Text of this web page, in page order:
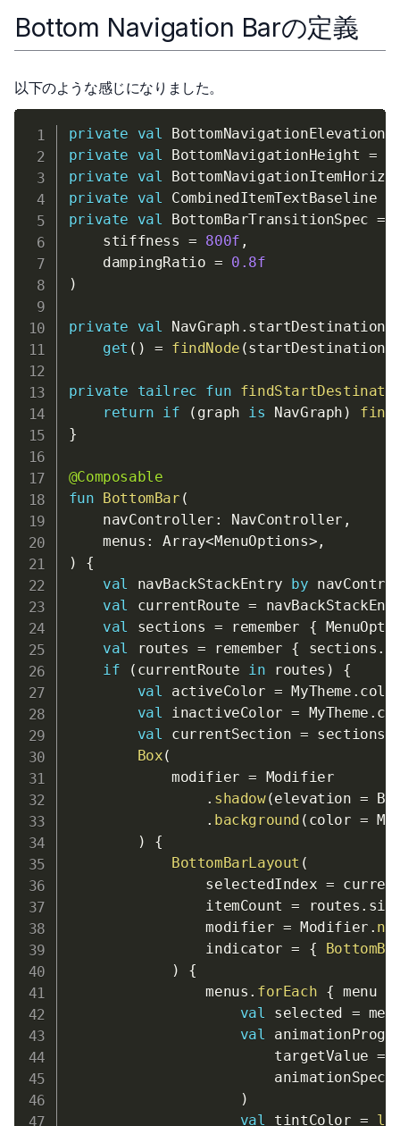
Bottom Navigation Barの定義
以下のような感じになりました。
private val BottomNavigationElevation
private
val BottomNavigationHeight =
private
val
private
val CombinedItemTextBaseline
private
val BottomBarTransitionSpec =
    stiffness
= 800f ,
    dampingRatio
= 0.8f
)
private val NavGraph . startDestination
get ( ) = findNode (
private tailrec fun
return
if ( graph is NavGraph )
}
@Composable
fun BottomBar (
    navController
: NavController ,
    menus
: Array<MenuOptions> ,
)
{
val
navBackStackEntry by
val
currentRoute =
val
sections = remember {
val
routes = remember { sections .
if
( currentRoute in routes )
{
val
activeColor = MyTheme .
val
inactiveColor = MyTheme .
val
currentSection = sections
Box(
            modifier
= Modifier
. shadow(elevation =
. background ( color =
)
{
BottomBarLayout (
                selectedIndex
=
                itemCount
= routes .
                modifier
= Modifier .
                indicator
= {
)
{
                menus
. forEach { menu
val
selected =
val
                        targetValue
=
                        animationSpec
)
val
tintColor =